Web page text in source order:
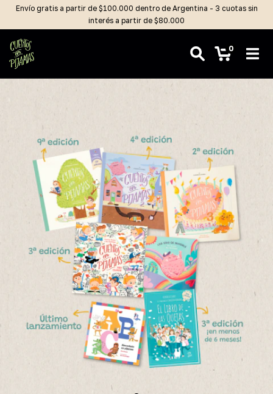
Envío gratis a partir de $100.000 dentro de Argentina - 3 cuotas sin
interés a partir de $80.000
0